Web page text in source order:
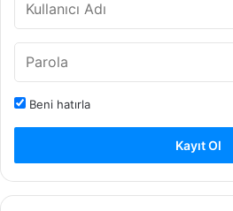
Beni hatırla
Kayıt Ol